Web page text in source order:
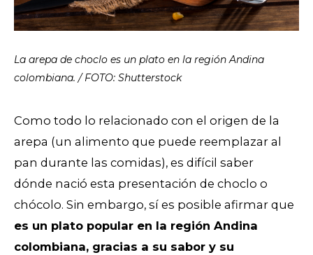
La arepa de choclo es un plato en la región Andina
colombiana. / FOTO: Shutterstock
Como todo lo relacionado con el origen de la
arepa (un alimento que puede reemplazar al
pan durante las comidas), es difícil saber
dónde nació esta presentación de choclo o
chócolo. Sin embargo, sí es posible afirmar que
es un plato popular en la región Andina
colombiana, gracias a su sabor y su